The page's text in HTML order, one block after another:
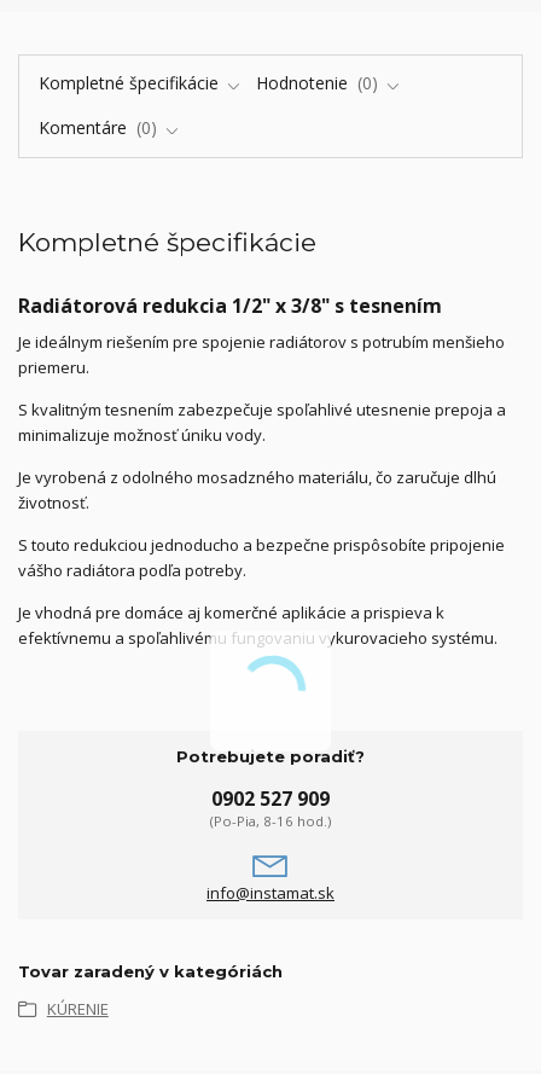
Kompletné špecifikácie Hodnotenie
0
Komentáre
0
Kompletné špecifikácie
Radiátorová redukcia 1/2" x 3/8" s tesnením
Je ideálnym riešením pre spojenie radiátorov s potrubím menšieho
priemeru.
S kvalitným tesnením zabezpečuje spoľahlivé utesnenie prepoja a
minimalizuje možnosť úniku vody.
Je vyrobená z odolného mosadzného materiálu, čo zaručuje dlhú
životnosť.
S touto redukciou jednoducho a bezpečne prispôsobíte pripojenie
vášho radiátora podľa potreby.
Je vhodná pre domáce aj komerčné aplikácie a prispieva k
efektívnemu a spoľahlivému fungovaniu vykurovacieho systému.
Potrebujete poradiť?
0902 527 909
(Po-Pia, 8-16 hod.)
info@instamat.sk
Tovar zaradený v kategóriách
KÚRENIE